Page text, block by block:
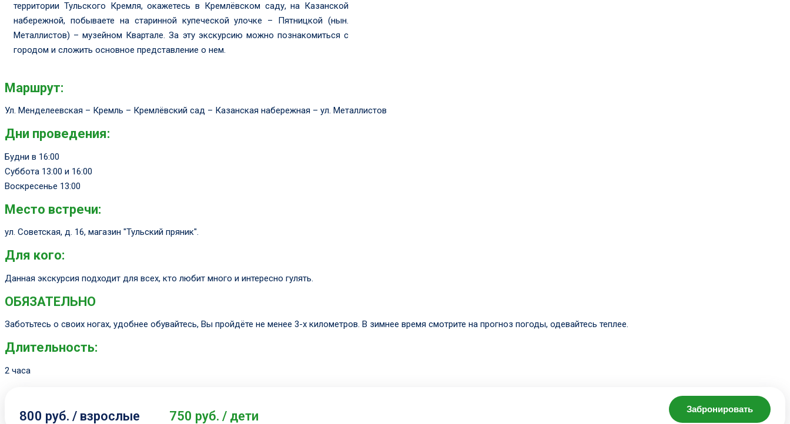
территории Тульского Кремля, окажетесь в Кремлёвском саду, на Казанской
набережной, побываете на старинной купеческой улочке – Пятницкой (нын.
Металлистов) – музейном Квартале. За эту экскурсию можно познакомиться с
городом и сложить основное представление о нем.
Маршрут:
Ул. Менделеевская – Кремль – Кремлёвский сад – Казанская набережная – ул. Металлистов
Дни проведения:
Будни в 16:00
Суббота 13:00 и 16:00
Воскресенье 13:00
Место встречи:
ул. Советская, д. 16, магазин "Тульский пряник".
Для кого:
Данная экскурсия подходит для всех, кто любит много и интересно гулять.
ОБЯЗАТЕЛЬНО
Заботьтесь о своих ногах, удобнее обувайтесь, Вы пройдёте не менее 3-х километров. В зимнее время смотрите на прогноз погоды, одевайтесь теплее.
Длительность:
2 часа
800 руб. / взрослые 750 руб. / дети Забронировать